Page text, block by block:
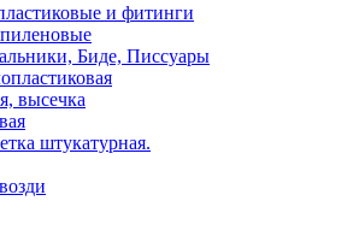
и фитинги
Биде, Писсуары
высечка
штукатурная.